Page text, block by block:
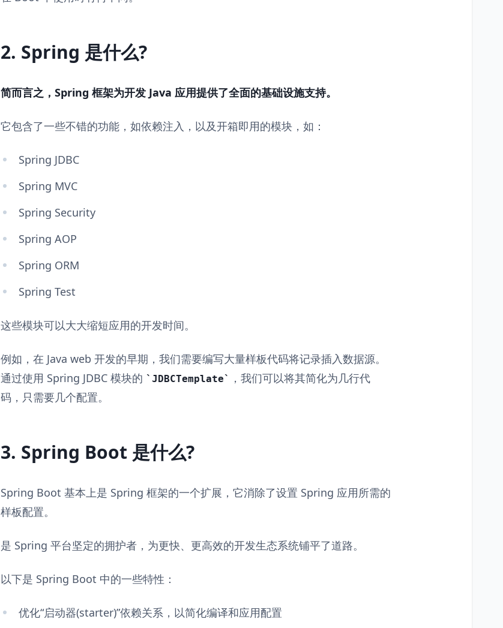
2. Spring 是什么?
简而言之，Spring 框架为开发 Java 应用提供了全面的基础设施支持。
它包含了一些不错的功能，如依赖注入，以及开箱即用的模块，如：
Spring JDBC
Spring MVC
Spring Security
Spring AOP
Spring ORM
Spring Test
这些模块可以大大缩短应用的开发时间。
例如，在 Java web 开发的早期，我们需要编写大量样板代码将记录插入数据源。
通过使用 Spring JDBC 模块的
JDBCTemplate
，我们可以将其简化为几行代
码，只需要几个配置。
3. Spring Boot 是什么?
Spring Boot 基本上是 Spring 框架的一个扩展，它消除了设置 Spring 应用所需的
样板配置。
是 Spring 平台坚定的拥护者，为更快、更高效的开发生态系统铺平了道路。
以下是 Spring Boot 中的一些特性：
优化“启动器(starter)”依赖关系，以简化编译和应用配置